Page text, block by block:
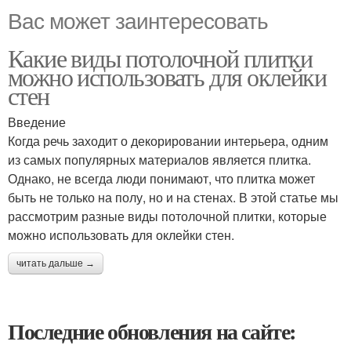
Вас может заинтересовать
Какие виды потолочной плитки
можно использовать для оклейки
стен
Введение
Когда речь заходит о декорировании интерьера, одним
из самых популярных материалов является плитка.
Однако, не всегда люди понимают, что плитка может
быть не только на полу, но и на стенах. В этой статье мы
рассмотрим разные виды потолочной плитки, которые
можно использовать для оклейки стен.
читать дальше →
Последние обновления на сайте: